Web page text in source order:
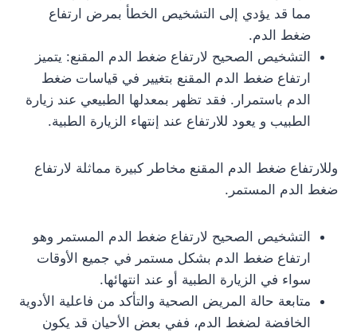
مما قد يؤدي إلى التشخيص الخطأ بمرض ارتفاع
ضغط الدم.
التشخيص الصحيح لارتفاع ضغط الدم المقنع: يتميز
ارتفاع ضغط الدم المقنع بتغيير في قياسات ضغط
الدم باستمرار. فقد تظهر بمعدلها الطبيعي عند زيارة
الطبيب و يعود للارتفاع عند إنتهاء الزيارة الطبية.
وللارتفاع ضغط الدم المقنع مخاطر كبيرة مماثلة لارتفاع
ضغط الدم المستمر.
التشخيص الصحيح لارتفاع ضغط الدم المستمر وهو
ارتفاع ضغط الدم بشكل مستمر في جميع الأوقات
سواء في الزيارة الطبية أو عند انتهائها.
متابعة حالة المريض الصحية والتأكد من فاعلية الأدوية
الخافضة لضغط الدم، ففي بعض الأحيان قد يكون